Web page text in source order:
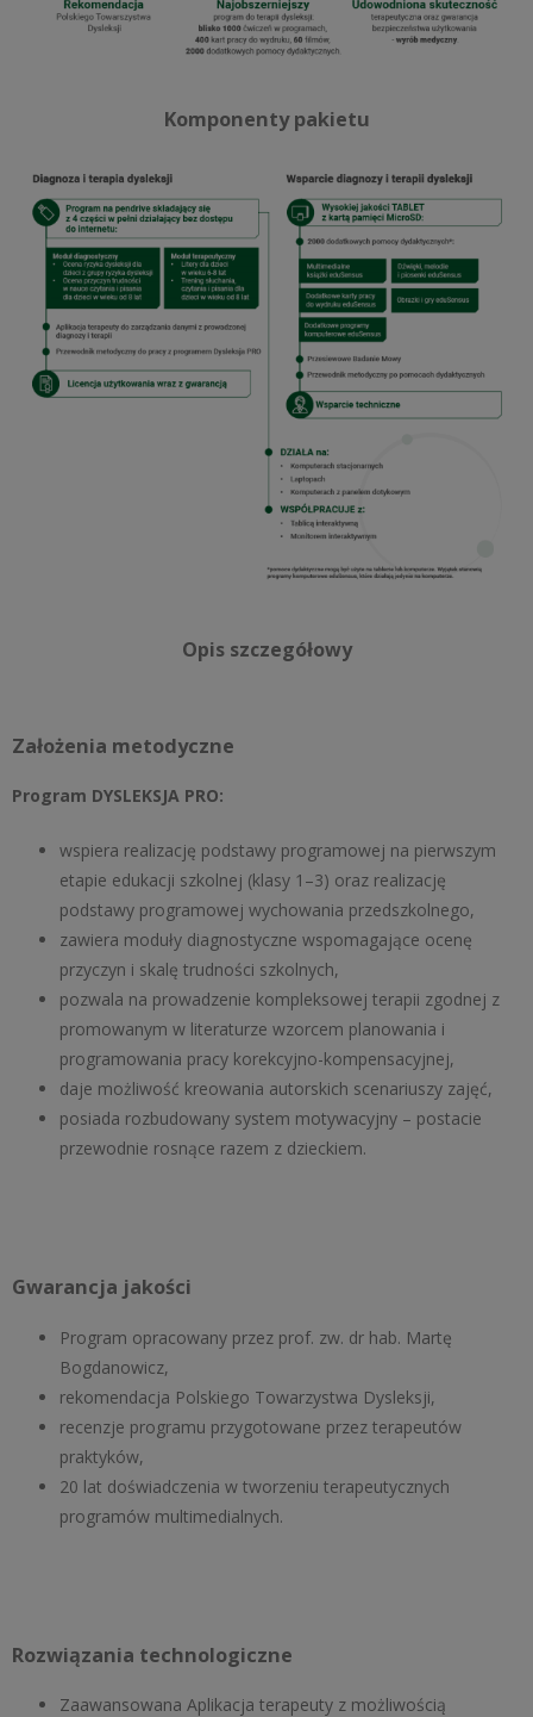
Komponenty pakietu
Opis szczegółowy
Założenia metodyczne
Program DYSLEKSJA PRO:
wspiera realizację podstawy programowej na pierwszym
etapie edukacji szkolnej (klasy 1–3) oraz realizację
podstawy programowej wychowania przedszkolnego,
zawiera moduły diagnostyczne wspomagające ocenę
przyczyn i skalę trudności szkolnych,
pozwala na prowadzenie kompleksowej terapii zgodnej z
promowanym w literaturze wzorcem planowania i
programowania pracy korekcyjno-kompensacyjnej,
daje możliwość kreowania autorskich scenariuszy zajęć,
posiada rozbudowany system motywacyjny – postacie
przewodnie rosnące razem z dzieckiem.
Gwarancja jakości
Program opracowany przez prof. zw. dr hab. Martę
Bogdanowicz,
rekomendacja Polskiego Towarzystwa Dysleksji,
recenzje programu przygotowane przez terapeutów
praktyków,
20 lat doświadczenia w tworzeniu terapeutycznych
programów multimedialnych.
Rozwiązania technologiczne
Zaawansowana Aplikacja terapeuty z możliwością